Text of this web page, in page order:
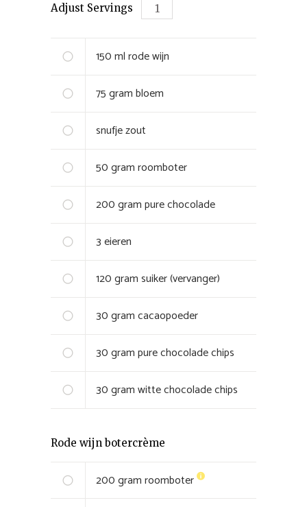
Adjust Servings
150mlrode wijn
75grambloem
snufje zout
50gramroomboter
200grampure chocolade
3eieren
120gramsuiker (vervanger)
30gramcacaopoeder
30grampure chocolade chips
30gramwitte chocolade chips
Rode wijn botercrème
200gramroomboter